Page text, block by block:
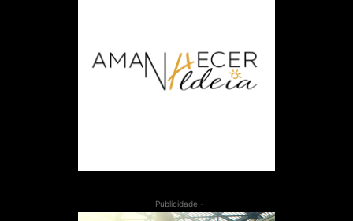
- Publicidade -